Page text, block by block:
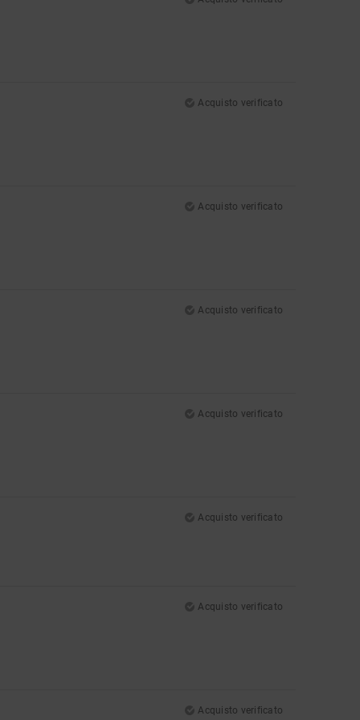
Acquisto verificato
Acquisto verificato
Acquisto verificato
Acquisto verificato
Acquisto verificato
Acquisto verificato
Acquisto verificato